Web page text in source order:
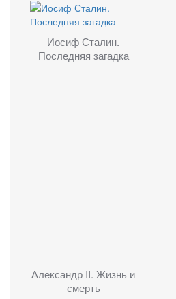
Иосиф Сталин.
Последняя загадка
Александр II. Жизнь и
смерть